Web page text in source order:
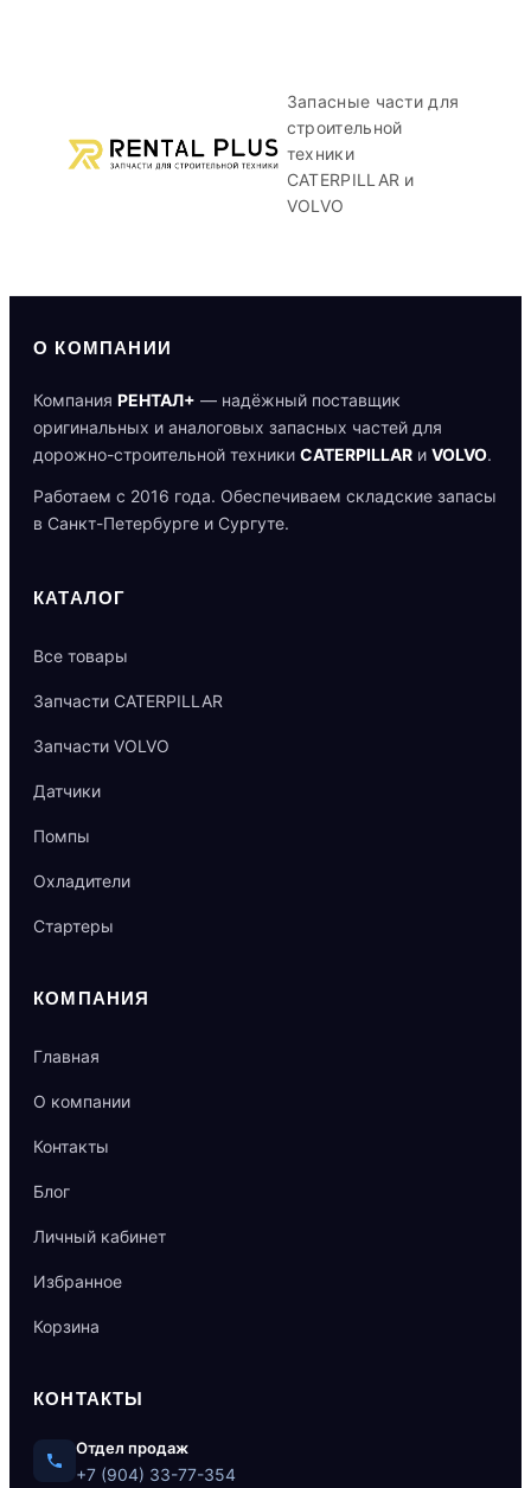
Запасные части для
строительной
техники
CATERPILLAR и
VOLVO
О КОМПАНИИ
Компания РЕНТАЛ+ — надёжный поставщик
оригинальных и аналоговых запасных частей для
дорожно-строительной техники CATERPILLAR и VOLVO.
Работаем с 2016 года. Обеспечиваем складские запасы
в Санкт-Петербурге и Сургуте.
КАТАЛОГ
Все товары
Запчасти CATERPILLAR
Запчасти VOLVO
Датчики
Помпы
Охладители
Стартеры
КОМПАНИЯ
Главная
О компании
Контакты
Блог
Личный кабинет
Избранное
Корзина
КОНТАКТЫ
Отдел продаж
+7 (904) 33-77-354